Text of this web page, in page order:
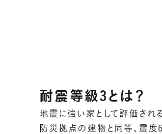
耐震等級3とは？
地震に強い家として評価され
防災拠点の建物と同等、震度